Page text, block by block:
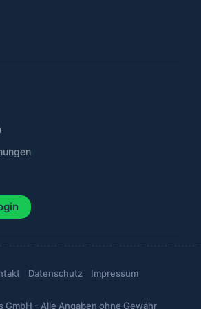
GmbH - Alle Angaben ohne Gewähr
Datenschutz Impressum